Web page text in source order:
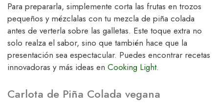
Para prepararla, simplemente corta las frutas en trozos
pequeños y mézclalas con tu mezcla de piña colada
antes de verterla sobre las galletas. Este toque extra no
solo realza el sabor, sino que también hace que la
presentación sea espectacular. Puedes encontrar recetas
innovadoras y más ideas en Cooking Light.
Carlota de Piña Colada vegana